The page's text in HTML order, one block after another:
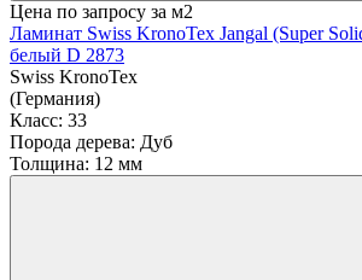
Цена по запросу за м2
Ламинат Swiss KronoTex Jangal (Super
белый D 2873
Swiss KronoTex
(Германия)
Класс: 33
Порода дерева: Дуб
Толщина: 12 мм